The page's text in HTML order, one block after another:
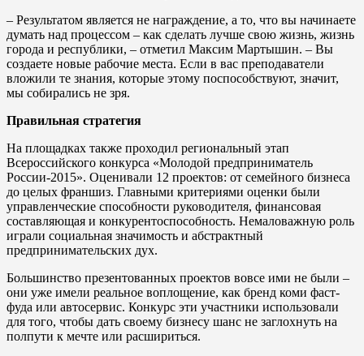
– Результатом является не награждение, а то, что вы начинаете
думать над процессом – как сделать лучше свою жизнь, жизнь
города и республики, – отметил Максим Мартышин. – Вы
создаете новые рабочие места. Если в вас преподаватели
вложили те знания, которые этому поспособствуют, значит,
мы собирались не зря.
Правильная стратегия
На площадках также проходил региональный этап
Всероссийского конкурса «Молодой предприниматель
России-2015». Оценивали 12 проектов: от семейного бизнеса
до целых франшиз. Главными критериями оценки были
управленческие способности руководителя, финансовая
составляющая и конкурентоспособность. Немаловажную роль
играли социальная значимость и абстрактный
предпринимательских дух.
Большинство презентованных проектов вовсе ими не были –
они уже имели реальное воплощение, как бренд коми фаст-
фуда или автосервис. Конкурс эти участники использовали
для того, чтобы дать своему бизнесу шанс не заглохнуть на
полпути к мечте или расшириться.